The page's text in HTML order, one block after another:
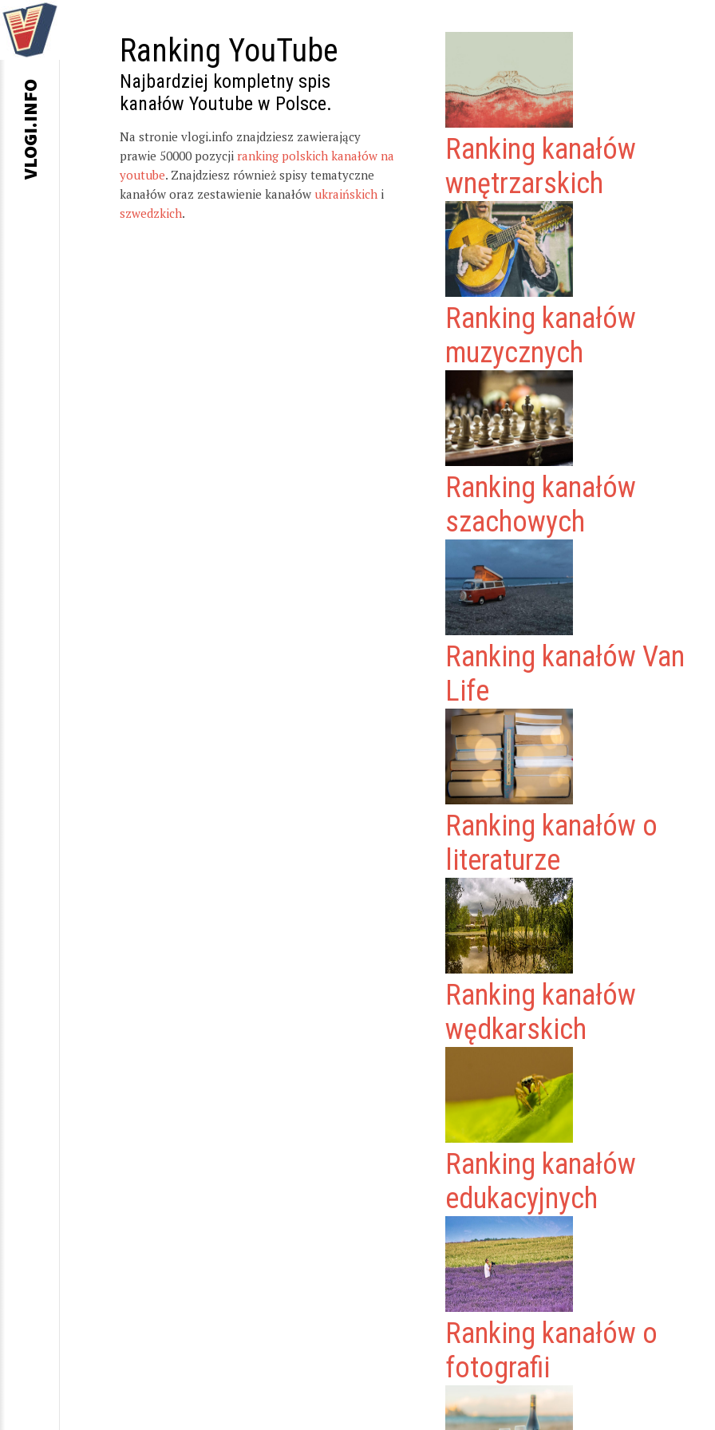
Ranking YouTube
Najbardziej kompletny spis
kanałów Youtube w Polsce.
Na stronie vlogi.info znajdziesz zawierający
prawie 50000 pozycji ranking polskich kanałów na
youtube. Znajdziesz również spisy tematyczne
kanałów oraz zestawienie kanałów ukraińskich i
szwedzkich.
Ranking kanałów
wnętrzarskich
Ranking kanałów
muzycznych
Ranking kanałów
szachowych
Ranking kanałów Van
Life
Ranking kanałów o
literaturze
Ranking kanałów
wędkarskich
Ranking kanałów
edukacyjnych
Ranking kanałów o
fotografii
VLOGI.INFO